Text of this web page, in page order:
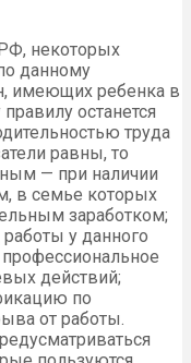
некоторых
данному
имеющих ребенка в
останется
труда
равны, то
— при наличии
в семье которых
заработком;
у данного
действий;
по
от работы.